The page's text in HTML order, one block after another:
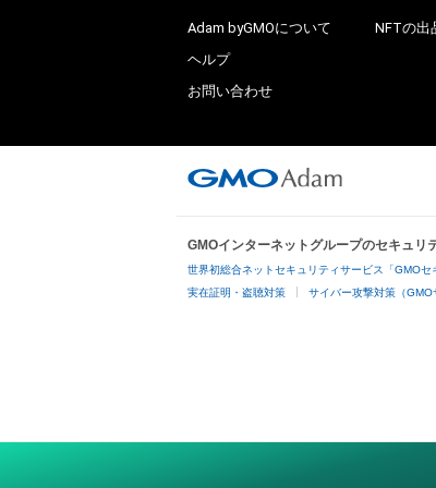
Adam byGMOについて
ヘルプ
お問い合わせ
NFTの出
GMOインターネットグループのセキュリ
世界初総合ネットセキュリティサービス「GMOセ
実在証明・盗聴対策 サイバー攻撃対策（GMO